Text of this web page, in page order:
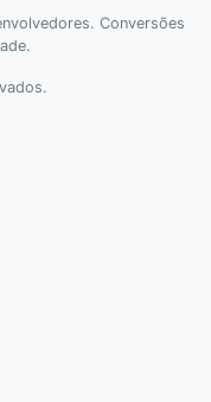
Conversões